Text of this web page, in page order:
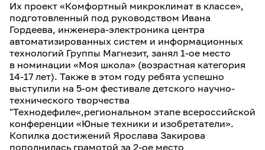
Их проект «Комфортный микроклимат в классе»,
подготовленный под руководством Ивана
Гордеева, инженера-электроника центра
автоматизированных систем и информационных
технологий Группы Магнезит, занял 1-ое место
в номинации «Моя школа» (возрастная категория
14-17 лет). Также в этом году ребята успешно
выступили на 5-ом фестивале детского научно-
технического творчества
"Технодефиле«,региональном этапе всероссийской
конференции «Юные техники и изобретатели».
Копилка достижений Ярослава Закирова
пополнилась грамотой за 2-ое место